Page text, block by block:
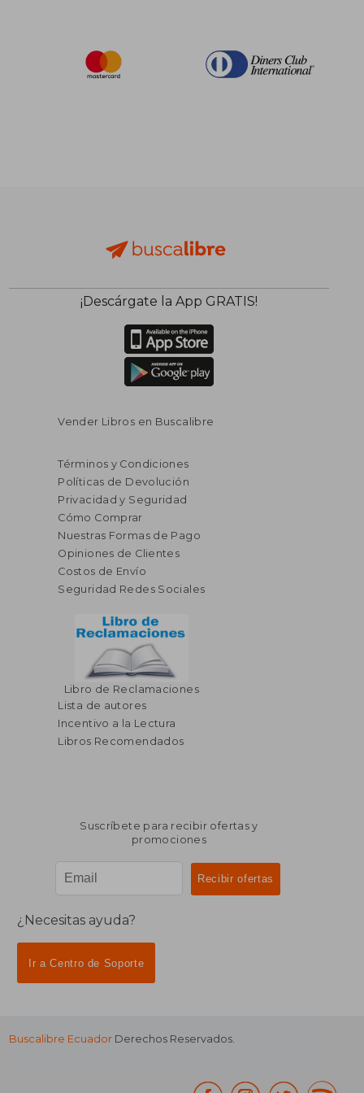
¡Descárgate la App GRATIS!
Vender Libros en Buscalibre
Términos y Condiciones
Políticas de Devolución
Privacidad y Seguridad
Cómo Comprar
Nuestras Formas de Pago
Opiniones de Clientes
Costos de Envío
Seguridad Redes Sociales
Libro de Reclamaciones
Lista de autores
Incentivo a la Lectura
Libros Recomendados
Suscríbete para recibir ofertas y
promociones
¿Necesitas ayuda?
Ir a Centro de Soporte
Buscalibre Ecuador Derechos Reservados.